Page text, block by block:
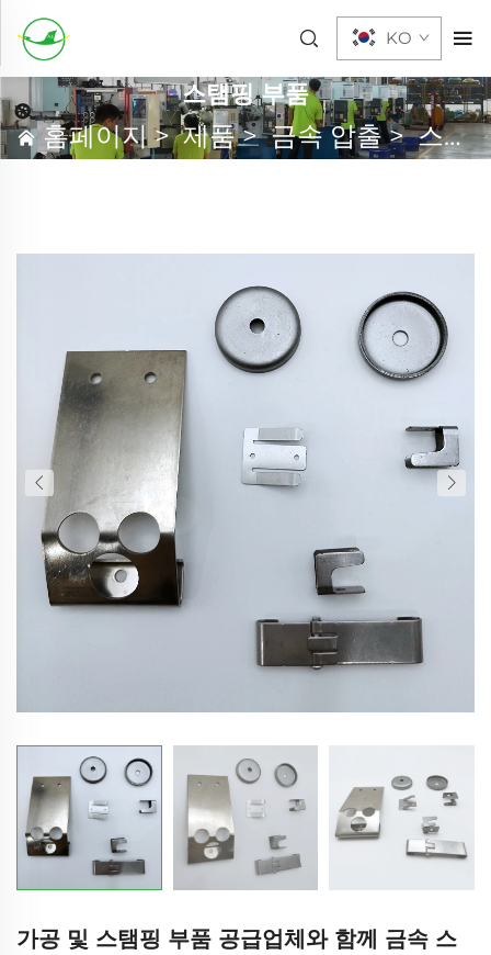
KO
스탬핑 부품
홈페이지>제품>금속 압출>스탬핑 부품
가공 및 스탬핑 부품 공급업체와 함께 금속 스